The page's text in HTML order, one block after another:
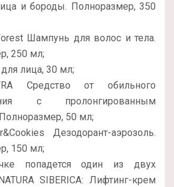
и бороды. Полноразмер, 350
Шампунь для волос и тела.
250 мл;
лица, 30 мл;
Средство от обильного
с пролонгированным
50 мл;
Дезодорант-аэрозоль.
150 мл;
попадется один из двух
SIBERICA: Лифтинг-крем